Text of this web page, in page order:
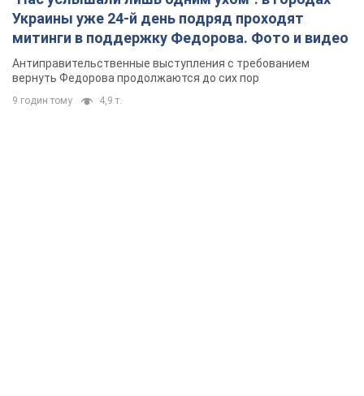
Украины уже 24-й день подряд проходят
митинги в поддержку Федорова. Фото и видео
Антиправительственные выступления с требованием
вернуть Федорова продолжаются до сих пор
9 годин тому 4,9 т.